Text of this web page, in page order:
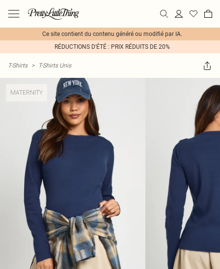
Ce site contient du contenu généré ou modifié par IA.
RÉDUCTIONS D'ÉTÉ : PRIX RÉDUITS DE 20%
T-Shirts > T-Shirts Unis
MATERNITY